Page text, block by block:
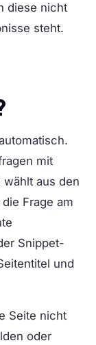
diese nicht
steht.
mit
aus den
Frage am
Snippet-
und
Seite nicht
oder